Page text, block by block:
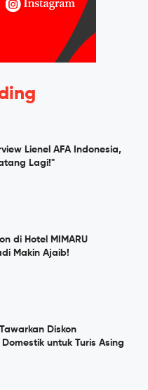
Lienel AFA Indonesia,
Lagi!"
di Hotel MIMARU
Makin Ajaib!
Diskon
untuk Turis Asing